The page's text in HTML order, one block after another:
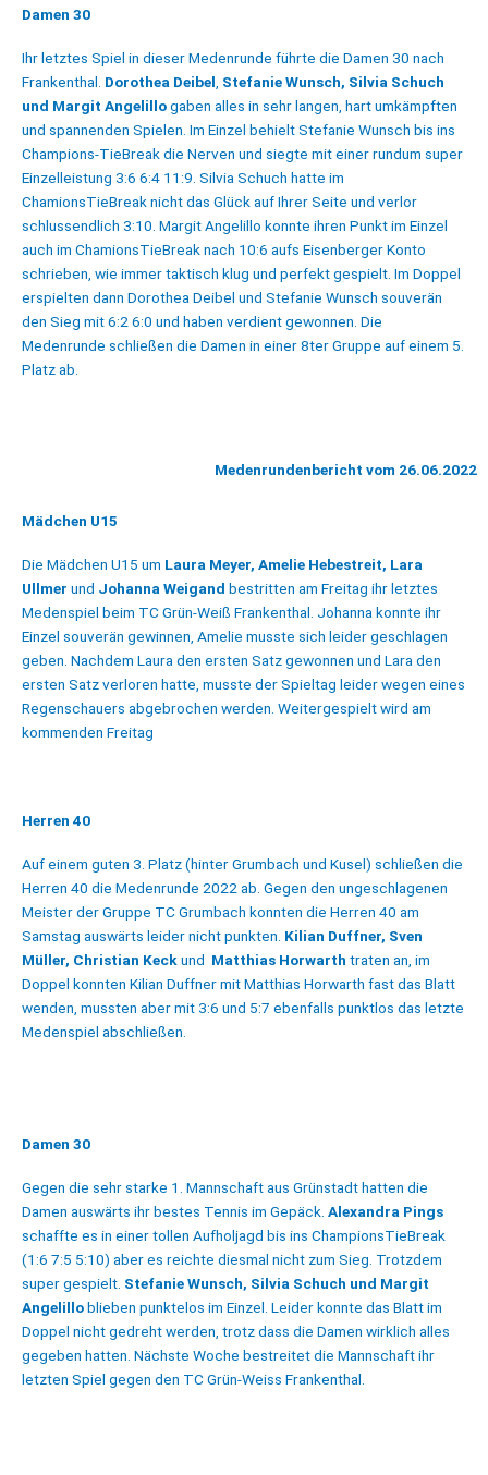
Damen 30
Ihr letztes Spiel in dieser Medenrunde führte die Damen 30 nach
Frankenthal. Dorothea Deibel Stefanie Wunsch, Silvia Schuch
und Margit Angelillogaben alles in sehr langen, hart umkämpften
und spannenden Spielen. Im Einzel behielt Stefanie Wunsch bis ins
Champions-TieBreak die Nerven und siegte mit einer rundum super
Einzelleistung 3:6 6:4 11:9. Silvia Schuch hatte im
ChamionsTieBreak nicht das Glück auf Ihrer Seite und verlor
schlussendlich 3:10. Margit Angelillo konnte ihren Punkt im Einzel
auch im ChamionsTieBreak nach 10:6 aufs Eisenberger Konto
schrieben, wie immer taktisch klug und perfekt gespielt. Im Doppel
erspielten dann Dorothea Deibel und Stefanie Wunsch souverän
den Sieg mit 6:2 6:0 und haben verdient gewonnen. Die
Medenrunde schließen die Damen in einer 8ter Gruppe auf einem 5.
Platz ab.
Medenrundenbericht vom 26.06.2022
Mädchen U15
Die Mädchen U15 um Laura Meyer, Amelie Hebestreit, Lara
Ullmer und Johanna Weigand bestritten am Freitag ihr letztes
Medenspiel beim TCGrün-Weiß Frankenthal. Johanna konnte ihr
Einzel souverän gewinnen, Amelie musste sich leider geschlagen
geben. Nachdem Laura den ersten Satz gewonnen und Lara den
ersten Satz verloren hatte, musste derSpieltag leider wegen eines
Regenschauers abgebrochen werden. Weitergespielt wird am
kommenden Freitag
Herren 40
Auf einem guten 3. Platz (hinter Grumbach und Kusel) schließen die
Herren 40 die Medenrunde 2022 ab. Gegen den ungeschlagenen
Meister der Gruppe TC Grumbach konnten die Herren 40 am
Samstag auswärts leider nicht punkten. Kilian Duffner, Sven
Müller, Christian Keckund Matthias Horwarth traten an, im
Doppel konnten Kilian Duffner mit Matthias Horwarth fast das Blatt
wenden, mussten aber mit 3:6 und 5:7 ebenfalls punktlos das letzte
Medenspiel abschließen.
Damen 30
Gegen die sehr starke 1. Mannschaft aus Grünstadt hatten die
Damen auswärts ihr bestes Tennis im Gepäck. Alexandra Pings
schaffte es in einer tollen Aufholjagd bis ins ChampionsTieBreak
(1:6 7:5 5:10) aber es reichte diesmal nicht zum Sieg. Trotzdem
super gespielt. Stefanie Wunsch, Silvia Schuch und Margit
Angelilloblieben punktelos im Einzel. Leider konnte das Blatt im
Doppel nicht gedreht werden, trotz dass die Damen wirklich alles
gegeben hatten. Nächste Woche bestreitet die Mannschaft ihr
letzten Spiel gegen den TC Grün-Weiss Frankenthal.